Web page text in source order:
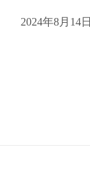
2024年8月14日